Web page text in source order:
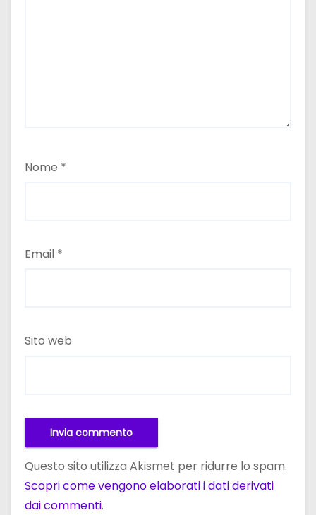
Nome *
Email *
Sito web
Questo sito utilizza Akismet per ridurre lo spam.
Scopri come vengono elaborati i dati derivati
dai commenti.